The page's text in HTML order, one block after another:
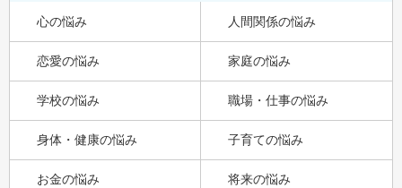
心の悩み 人間関係の悩み
恋愛の悩み 家庭の悩み
学校の悩み 職場・仕事の悩み
身体・健康の悩み 子育ての悩み
お金の悩み 将来の悩み